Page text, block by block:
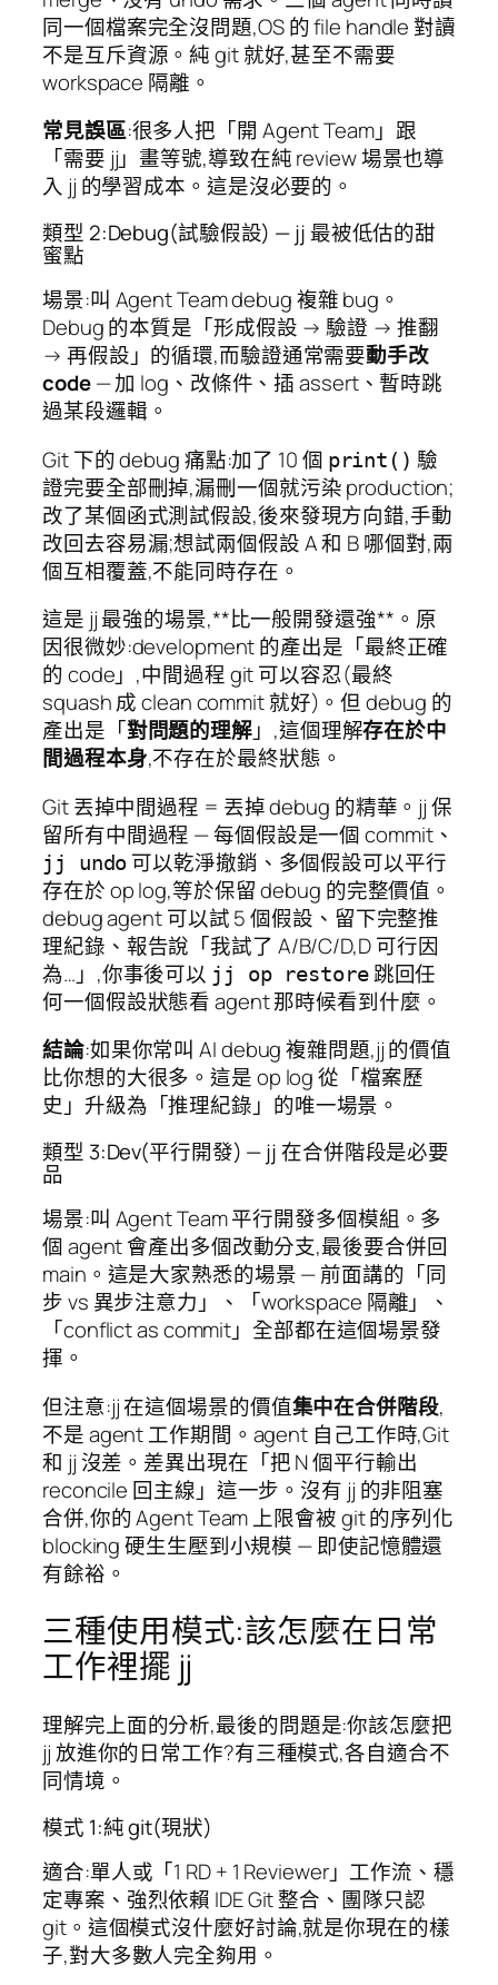
同一個檔案完全沒問題,OS 的 file handle 對讀
不是互斥資源。純 git 就好,甚至不需要
workspace 隔離。
常見誤區:很多人把「開 Agent Team」跟
「需要 jj」畫等號,導致在純 review 場景也導
入 jj 的學習成本。這是沒必要的。
類型 2:Debug(試驗假設) — jj 最被低估的甜
蜜點
場景:叫 Agent Team debug 複雜 bug。
Debug 的本質是「形成假設 → 驗證 → 推翻
→ 再假設」的循環,而驗證通常需要動手改
code— 加 log、改條件、插 assert、暫時跳
過某段邏輯。
Git 下的 debug 痛點:加了 10 個 print() 驗
證完要全部刪掉,漏刪一個就污染 production;
改了某個函式測試假設,後來發現方向錯,手動
改回去容易漏;想試兩個假設 A 和 B 哪個對,兩
個互相覆蓋,不能同時存在。
這是 jj 最強的場景,**比一般開發還強**。原
因很微妙:development 的產出是「最終正確
的 code」,中間過程 git 可以容忍(最終
squash 成 clean commit 就好)。但 debug 的
產出是「對問題的理解」,這個理解存在於中
間過程本身,不存在於最終狀態。
Git 丟掉中間過程 = 丟掉 debug 的精華。jj 保
留所有中間過程 — 每個假設是一個 commit、
jj undo 可以乾淨撤銷、多個假設可以平行
存在於 op log,等於保留 debug 的完整價值。
debug agent 可以試 5 個假設、留下完整推
理紀錄、報告說「我試了 A/B/C/D,D 可行因
為…」,你事後可以 jj op restore跳回任
何一個假設狀態看 agent 那時候看到什麼。
結論:如果你常叫 AI debug 複雜問題,jj 的價值
比你想的大很多。這是 op log 從「檔案歷
史」升級為「推理紀錄」的唯一場景。
類型 3:Dev(平行開發) — jj 在合併階段是必要
品
場景:叫 Agent Team 平行開發多個模組。多
個 agent 會產出多個改動分支,最後要合併回
main。這是大家熟悉的場景 — 前面講的「同
步 vs 異步注意力」、「workspace 隔離」、
「conflict as commit」全部都在這個場景發
揮。
但注意:jj 在這個場景的價值集中在合併階段,
不是 agent 工作期間。agent 自己工作時,Git
和 jj 沒差。差異出現在「把 N 個平行輸出
reconcile 回主線」這一步。沒有 jj 的非阻塞
合併,你的 Agent Team 上限會被 git 的序列化
blocking 硬生生壓到小規模 — 即使記憶體還
有餘裕。
三種使用模式:該怎麼在日常
工作裡擺 jj
理解完上面的分析,最後的問題是:你該怎麼把
jj 放進你的日常工作?有三種模式,各自適合不
同情境。
模式 1:純 git(現狀)
適合:單人或「1 RD + 1 Reviewer」工作流、穩
定專案、強烈依賴 IDE Git 整合、團隊只認
git。這個模式沒什麼好討論,就是你現在的樣
子,對大多數人完全夠用。